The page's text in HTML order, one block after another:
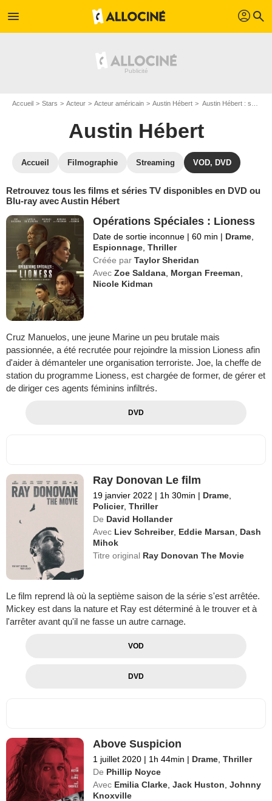
menu profil search
Accueil Stars Acteur Acteur américain Austin Hébert Austin Hébert : ses Blu-Ray, DVD, VOD, SVOD
Austin Hébert
Accueil Filmographie Streaming VOD, DVD
Retrouvez tous les films et séries TV disponibles en DVD ou
Blu-ray avec Austin Hébert
Opérations Spéciales : Lioness
Date de sortie inconnue | 60 min | Drame
Espionnage ,Thriller
Créée par Taylor Sheridan
Avec Zoe Saldana Morgan Freeman
Nicole Kidman
Cruz Manuelos, une jeune Marine un peu brutale mais
passionnée, a été recrutée pour rejoindre la mission Lioness afin
d'aider à démanteler une organisation terroriste. Joe, la cheffe de
station du programme Lioness, est chargée de former, de gérer et
de diriger ces agents féminins infiltrés.
DVD
Ray Donovan Le film
19 janvier 2022 | 1h 30min | Drame
Policier,Thriller
De David Hollander
Avec Liev Schreiber, Eddie Marsan
Dash
Mihok
Titre original Ray Donovan The Movie
Le film reprend là où la septième saison de la série s'est arrêtée.
Mickey est dans la nature et Ray est déterminé à le trouver et à
l'arrêter avant qu'il ne fasse un autre carnage.
VOD
DVD
Above Suspicion
1 juillet 2020 | 1h 44min | Drame ,Thriller
De Phillip Noyce
Avec Emilia Clarke ,Jack Huston ,Johnny
Knoxville